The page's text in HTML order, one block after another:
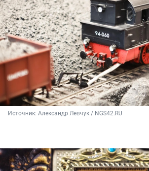
Источник: Александр Левчук / NGS42.RU